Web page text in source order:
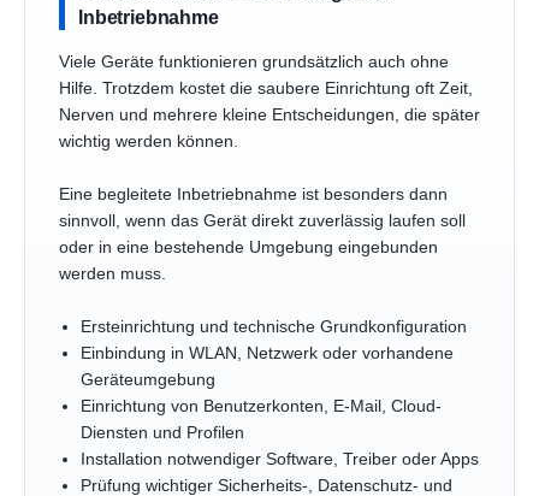
Inbetriebnahme
Viele Geräte funktionieren grundsätzlich auch ohne
Hilfe. Trotzdem kostet die saubere Einrichtung oft Zeit,
Nerven und mehrere kleine Entscheidungen, die später
wichtig werden können.
Eine begleitete Inbetriebnahme ist besonders dann
sinnvoll, wenn das Gerät direkt zuverlässig laufen soll
oder in eine bestehende Umgebung eingebunden
werden muss.
Ersteinrichtung und technische Grundkonfiguration
Einbindung in WLAN, Netzwerk oder vorhandene
Geräteumgebung
Einrichtung von Benutzerkonten, E-Mail, Cloud-
Diensten und Profilen
Installation notwendiger Software, Treiber oder Apps
Prüfung wichtiger Sicherheits-, Datenschutz- und